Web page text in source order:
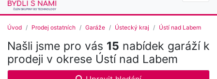
Úvod Prodej ostatních Garáže Ústecký kraj Ústí nad Labem
Našli jsme pro vás 15 nabídek garáží k
prodeji v okrese Ústí nad Labem